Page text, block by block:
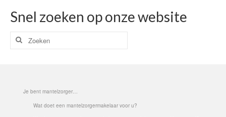
Boekingsformulier
Full Day Booking
Time Appointments Booking
Contact Form
Snel zoeken op onze website
Zoeken
naar:
Je bent mantelzorger…
Wat doet een mantelzorgermakelaar voor u?